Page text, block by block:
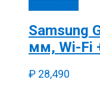
Samsung
мм, Wi-Fi
₽ 28,490